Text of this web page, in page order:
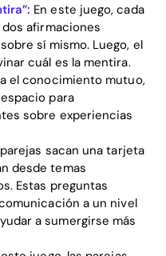
En este juego, cada
afirmaciones
sí mismo. Luego, el
cuál es la mentira.
el conocimiento mutuo,
para
sobre experiencias
sacan una tarjeta
desde temas
Estas preguntas
a un nivel
a sumergirse más